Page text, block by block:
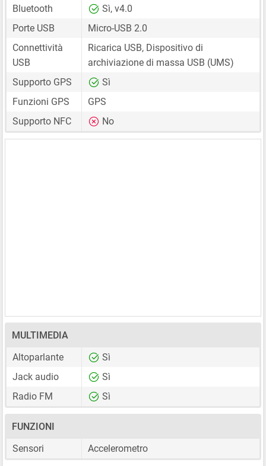
Bluetooth
Sì, v4.0
Porte USB
Micro-USB 2.0
Connettività
USB
Ricarica USB, Dispositivo di
archiviazione di massa USB (UMS)
Supporto GPS
Sì
Funzioni GPS
GPS
Supporto NFC
No
MULTIMEDIA
Altoparlante
Sì
Jack audio
Sì
Radio FM
Sì
FUNZIONI
Sensori
Accelerometro